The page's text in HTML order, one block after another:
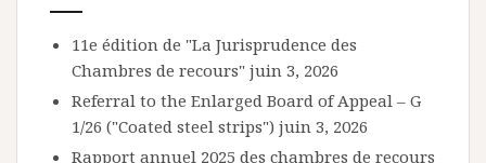
11e édition de "La Jurisprudence des
Chambres de recours" juin 3, 2026
Referral to the Enlarged Board of Appeal – G
1/26 ("Coated steel strips") juin 3, 2026
Rapport annuel 2025 des chambres de recours